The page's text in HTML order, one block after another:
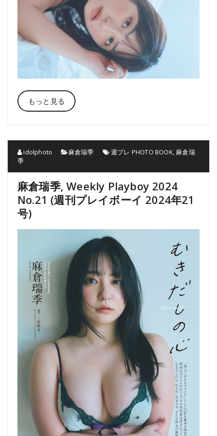
もっと見る
idolphoto 麻倉瑞季 週プレ PHOTO BOOK, 麻倉瑞
季
麻倉瑞季, Weekly Playboy 2024
No.21 (週刊プレイボーイ 2024年21
号)